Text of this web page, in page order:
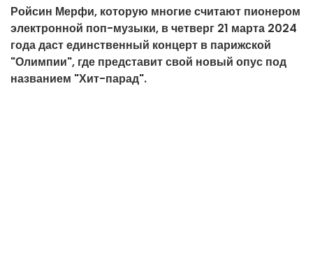
Ройсин Мерфи, которую многие считают пионером
электронной поп-музыки, в четверг 21 марта 2024
года даст единственный концерт в парижской
"Олимпии", где представит свой новый опус под
названием "Хит-парад".